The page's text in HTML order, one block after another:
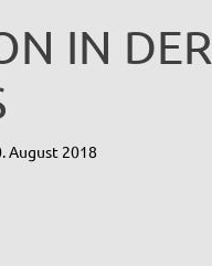
IN DER
August 2018